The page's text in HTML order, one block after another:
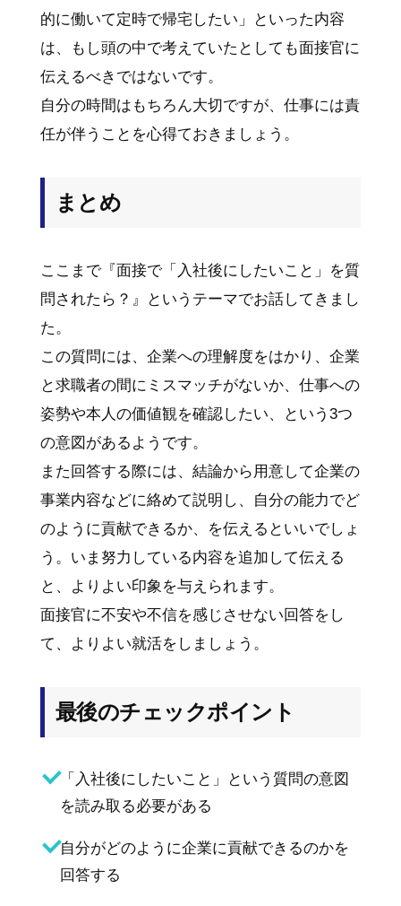
的に働いて定時で帰宅したい」といった内容
は、もし頭の中で考えていたとしても面接官に
伝えるべきではないです。
自分の時間はもちろん大切ですが、仕事には責
任が伴うことを心得ておきましょう。
まとめ
ここまで『面接で「入社後にしたいこと」を質
問されたら？』というテーマでお話してきまし
た。
この質問には、企業への理解度をはかり、企業
と求職者の間にミスマッチがないか、仕事への
姿勢や本人の価値観を確認したい、という3つ
の意図があるようです。
また回答する際には、結論から用意して企業の
事業内容などに絡めて説明し、自分の能力でど
のように貢献できるか、を伝えるといいでしょ
う。いま努力している内容を追加して伝える
と、よりよい印象を与えられます。
面接官に不安や不信を感じさせない回答をし
て、よりよい就活をしましょう。
最後のチェックポイント
「入社後にしたいこと」という質問の意図
を読み取る必要がある
自分がどのように企業に貢献できるのかを
回答する